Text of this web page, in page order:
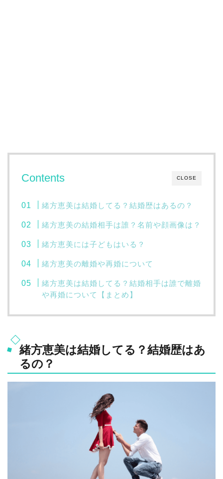
CLOSE
Contents
緒方恵美は結婚してる？結婚歴はあるの？
緒方恵美の結婚相手は誰？名前や顔画像は？
緒方恵美には子どもはいる？
緒方恵美の離婚や再婚について
緒方恵美は結婚してる？結婚相手は誰で離婚
や再婚について【まとめ】
緒方恵美は結婚してる？結婚歴はあ
るの？